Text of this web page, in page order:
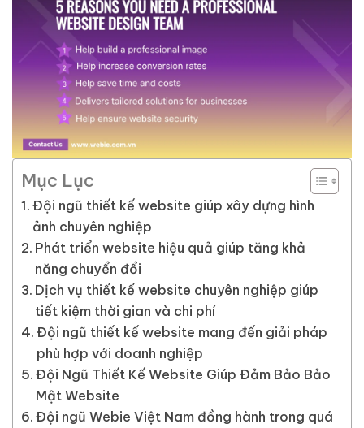
Mục Lục
Đội ngũ thiết kế website giúp xây dựng hình
ảnh chuyên nghiệp
Phát triển website hiệu quả giúp tăng khả
năng chuyển đổi
Dịch vụ thiết kế website chuyên nghiệp giúp
tiết kiệm thời gian và chi phí
Đội ngũ thiết kế website mang đến giải pháp
phù hợp với doanh nghiệp
Đội Ngũ Thiết Kế Website Giúp Đảm Bảo Bảo
Mật Website
Đội ngũ Webie Việt Nam đồng hành trong quá